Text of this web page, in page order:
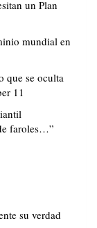
un Plan
mundial en
que se oculta
11
faroles…”
su verdad